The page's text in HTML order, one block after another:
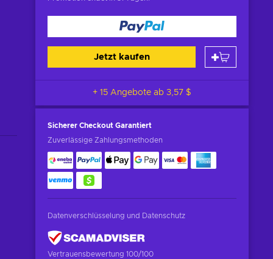
Jetzt kaufen
+ 15 Angebote ab 3,57 $
Sicherer Checkout Garantiert
Zuverlässige Zahlungsmethoden
Datenverschlüsselung und Datenschutz
Vertrauensbewertung 100/100